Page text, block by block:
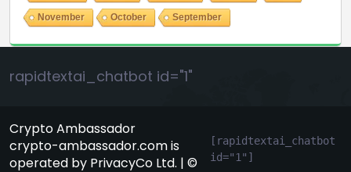
November October September
rapidtextai_chatbot id="1"
Crypto Ambassador
crypto-ambassador.com is
operated by PrivacyCo Ltd. | ©
[rapidtextai_chatbot
id="1"]